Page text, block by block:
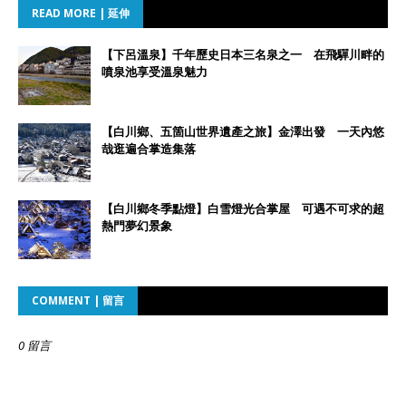
READ MORE | 延伸
【下呂溫泉】千年歷史日本三名泉之一 在飛驒川畔的
噴泉池享受溫泉魅力
【白川鄉、五箇山世界遺產之旅】金澤出發 一天內悠
哉逛遍合掌造集落
【白川鄉冬季點燈】白雪燈光合掌屋 可遇不可求的超
熱門夢幻景象
COMMENT | 留言
0 留言